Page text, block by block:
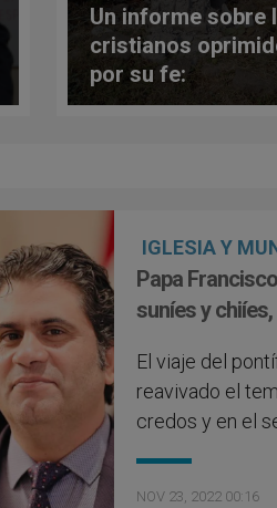
Un informe sobre
cristianos
por su fe:
¿Perseguidos y
IGLESIA Y
Papa
suníes y
El viaje del
reavivado el
credos y en el
NOV 23, 2022 00:16